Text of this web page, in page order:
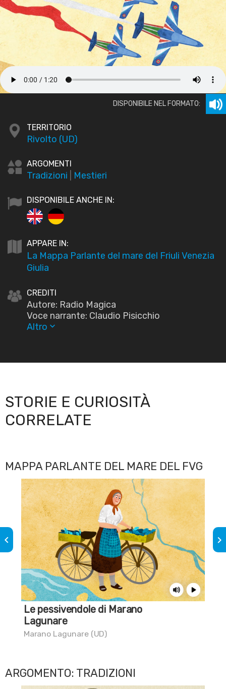
DISPONIBILE NEL FORMATO:
TERRITORIO
Rivolto (UD)
ARGOMENTI
Tradizioni Mestieri
DISPONIBILE ANCHE IN:
APPARE IN:
La Mappa Parlante del mare del Friuli Venezia
Giulia
CREDITI
Autore: Radio Magica
Voce narrante: Claudio Pisicchio
Altro keyboard_arrow_down
STORIE E CURIOSITÀ
CORRELATE
MAPPA PARLANTE DEL MARE DEL FVG
Le pessivendole di Marano
Lagunare
Marano Lagunare (UD)
keyboard_arrow_left keyboard_arrow_right
ARGOMENTO: TRADIZIONI